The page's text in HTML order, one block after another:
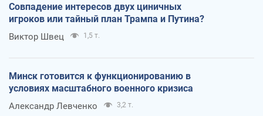
Совпадение интересов двух циничных
игроков или тайный план Трампа и Путина?
Виктор Швец 1,5 т.
Минск готовится к функционированию в
условиях масштабного военного кризиса
Александр Левченко 3,2 т.